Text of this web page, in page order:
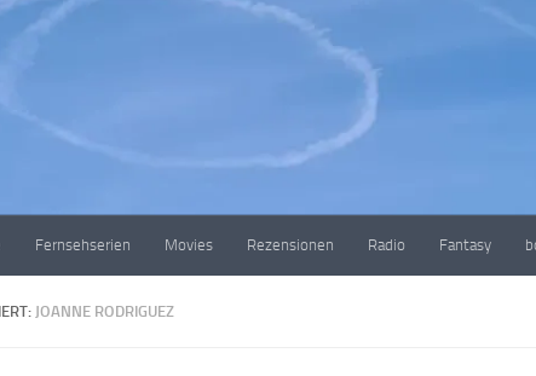
Fernsehserien Movies Rezensionen Radio Fantasy
JOANNE RODRIGUEZ